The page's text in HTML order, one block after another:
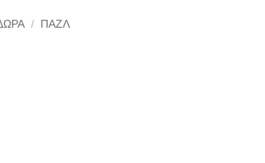
/ ΠΑΖΛ